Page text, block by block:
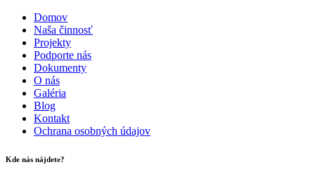
Domov
Naša činnosť
Projekty
Podporte nás
Dokumenty
O nás
Galéria
Blog
Kontakt
Ochrana osobných údajov
Kde nás nájdete?